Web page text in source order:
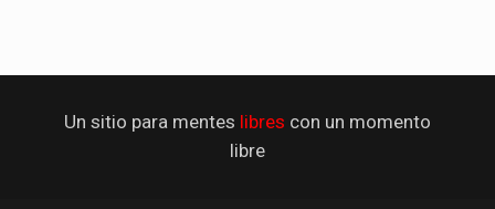
Un sitio para mentes libres con un momento
libre